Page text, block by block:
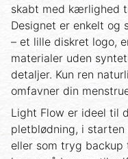
skabt med kærlighed
Designet er enkelt og
– et lille diskret logo,
materialer uden
detaljer. Kun ren
omfavner din
Light Flow er ideel til
pletblødning, i
eller som tryg backup